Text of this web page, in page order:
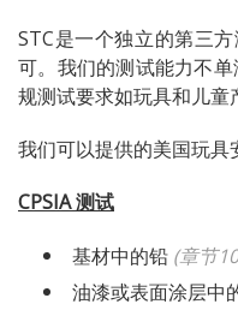
STC是一个独立的第三
可。我们的测试能力不
规测试要求如玩具和儿童
我们可以提供的美国玩具
CPSIA测试
基材中的铅 (章节
油漆或表面涂层中